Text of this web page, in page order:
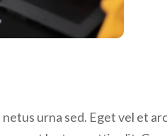
urna sed. Eget vel et